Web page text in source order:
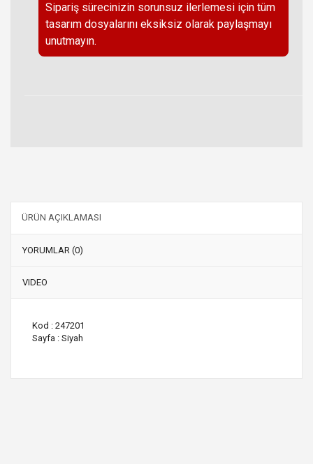
Sipariş sürecinizin sorunsuz ilerlemesi için tüm
tasarım dosyalarını eksiksiz olarak paylaşmayı
unutmayın.
ÜRÜN AÇIKLAMASI
YORUMLAR (0)
VIDEO
Kod : 247201
Sayfa : Siyah